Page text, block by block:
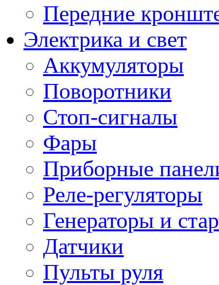
Передние
Электрика и свет
Аккумуляторы
Поворотники
Стоп-сигналы
Фары
Приборные
Реле-регуляторы
Генераторы и
Датчики
Пульты руля